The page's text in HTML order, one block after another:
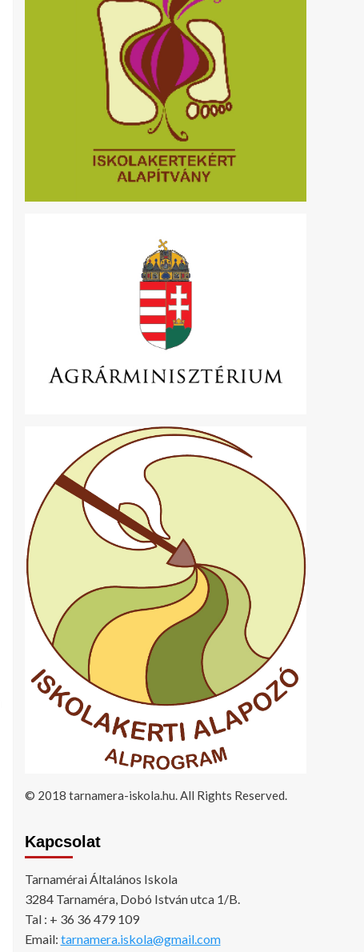
© 2018 tarnamera-iskola.hu. All Rights Reserved.
Kapcsolat
Tarnamérai Általános Iskola
3284 Tarnaméra, Dobó István utca 1/B.
Tal : + 36 36 479 109
Email: tarnamera.iskola@gmail.com